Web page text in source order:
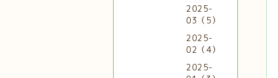
2025-
03（5）
2025-
02（4）
2025-